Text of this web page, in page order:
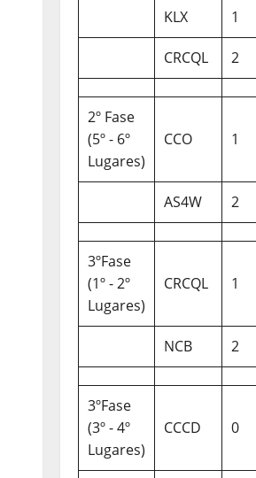
KLX 1
CRCQL 2
2º Fase
(5º - 6º
Lugares)
CCO 1
AS4W 2
3ºFase
(1º - 2º
Lugares)
CRCQL 1
NCB 2
3ºFase
(3º - 4º
Lugares)
CCCD 0